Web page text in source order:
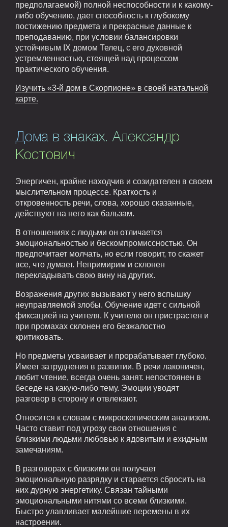
предполагаемой) полной неспособности и к какому-
либо обучению, дает способность к глубокому
постижению предмета и прекрасные данные к
преподаванию, при условии балансировки
устойчивым IX домом Телец, с его духовной
устремленностью, стоящей над процессом
практического обучения.
Изучить «3-й дом в Скорпионе» в своей натальной
карте.
Дома в знаках. Александр
Костович
Энергичен, крайне находчив и созидателен в своем
мыслительном процессе. Краткость и
откровенность речи, слова, хорошо сказанные,
действуют на него как бальзам.
В отношениях с людьми он отличается
эмоциональностью и бескомпромиссностью. Он
предпочитает молчать, но если говорит, то скажет
все, что думает. Непримирим и склонен
перекладывать свою вину на других.
Возражения других вызывают у него вспышку
неуправляемой злобы. Обучение идет с сильной
фиксацией на учителя. К учителю он пристрастен и
при промахах склонен его безжалостно
критиковать.
Но предметы усваивает и прорабатывает глубоко.
Имеет затруднения в развитии. В речи лаконичен,
любит чтение, всегда очень занят. непостоянен в
беседе на какую-либо тему. Эмоции уводят
разговор в сторону и отвлекают.
Относится к словам с микроскопическим анализом.
Часто ставит под угрозу свои отношения с
близкими людьми любовью к ядовитым и ехидным
замечаниям.
В разговорах с близкими он получает
эмоциональную разрядку и старается сбросить на
них дурную энергетику. Связан тайными
эмоциональными нитями со всеми близкими.
Быстро улавливает малейшие перемены в их
настроении.